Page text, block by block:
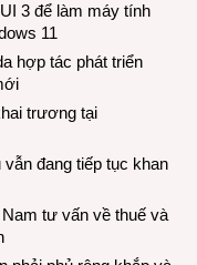
3 để làm máy tính
11
hợp tác phát triển
trương tại
đang tiếp tục khan
tư vấn về thuế và